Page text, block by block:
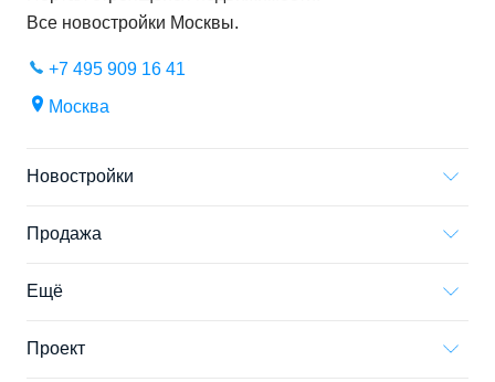
Все новостройки Москвы.
+7 495 909 16 41
Москва
Новостройки
Продажа
Ещё
Проект